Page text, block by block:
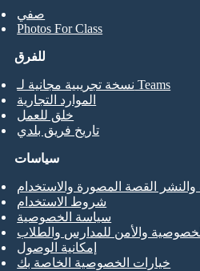
صفي
Photos For Class
للفرق
نسخة تجريبية مجانية لـ Teams
الموارد التجارية
خلق للعمل
تاريخ فريق بلدي
سياسات
والنشر القصة المصورة والاستخدام
شروط الاستخدام
سياسة الخصوصية
والأمن للمدارس والطلاب
إمكانية الوصول
خيارات الخصوصية الخاصة بك